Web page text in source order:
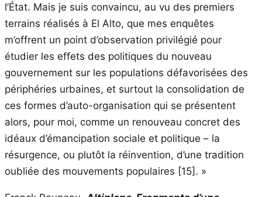
l’État. Mais je suis convaincu, au vu des premiers
terrains réalisés à El Alto, que mes enquêtes
m’offrent un point d’observation privilégié pour
étudier les effets des politiques du nouveau
gouvernement sur les populations défavorisées des
périphéries urbaines, et surtout la consolidation de
ces formes d’auto-organisation qui se présentent
alors, pour moi, comme un renouveau concret des
idéaux d’émancipation sociale et politique – la
résurgence, ou plutôt la réinvention, d’une tradition
oubliée des mouvements populaires [15] . »